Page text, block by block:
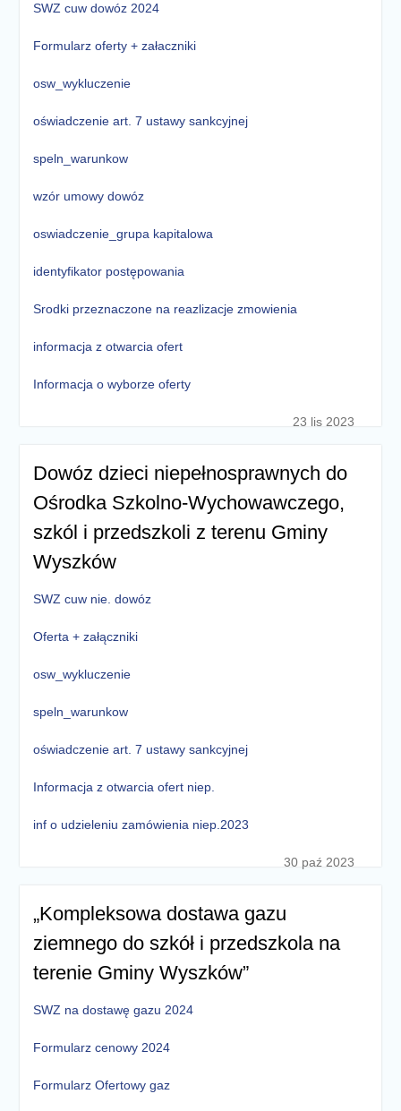
SWZ cuw dowóz 2024
Formularz oferty + załaczniki
osw_wykluczenie
oświadczenie art. 7 ustawy sankcyjnej
speln_warunkow
wzór umowy dowóz
oswiadczenie_grupa kapitalowa
identyfikator postępowania
Srodki przeznaczone na reazlizacje zmowienia
informacja z otwarcia ofert
Informacja o wyborze oferty
23 lis 2023
Dowóz dzieci niepełnosprawnych do
Ośrodka Szkolno-Wychowawczego,
szkól i przedszkoli z terenu Gminy
Wyszków
SWZ cuw nie. dowóz
Oferta + załączniki
osw_wykluczenie
speln_warunkow
oświadczenie art. 7 ustawy sankcyjnej
Informacja z otwarcia ofert niep.
inf o udzieleniu zamówienia niep.2023
30 paź 2023
„Kompleksowa dostawa gazu
ziemnego do szkół i przedszkola na
terenie Gminy Wyszków”
SWZ na dostawę gazu 2024
Formularz cenowy 2024
Formularz Ofertowy gaz